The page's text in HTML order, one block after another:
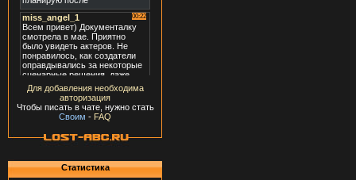
Для добавления необходима
авторизация
Чтобы писать в чате, нужно стать
Своим - FAQ
Статистика